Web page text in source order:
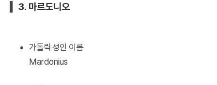
3. 마르도니오
가톨릭 성인 이름
Mardonius